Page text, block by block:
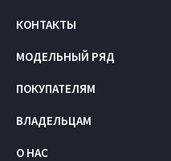
КОНТАКТЫ
МОДЕЛЬНЫЙ РЯД
ПОКУПАТЕЛЯМ
ВЛАДЕЛЬЦАМ
О НАС